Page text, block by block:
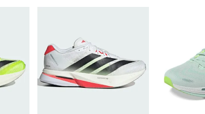
シューズ
スイム・競泳
競泳水着・練習水着
メン
MIKAS
A
ミツハ
シオリ
ジナル
MIZUN
O
n